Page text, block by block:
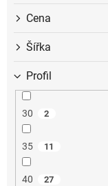
Cena
Šířka
Profil
30 2
35 11
40 27